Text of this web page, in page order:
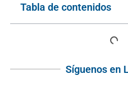
Tabla de contenidos
Síguenos en